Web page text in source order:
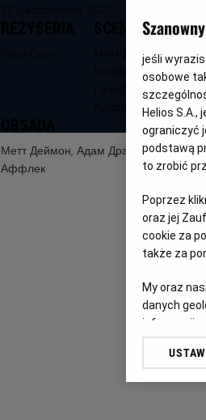
SCENARIUSZ
Метт Деймон,
Голофценер, Бен
Метт Деймон, Адам Драйвер, Бен
Аффлек
jeśli
osobowe
Helios
ograniczyć
podstawą
to zrobić
Poprzez
oraz jej
cookie za
także za
My oraz
danych
informacji
odbiorców i